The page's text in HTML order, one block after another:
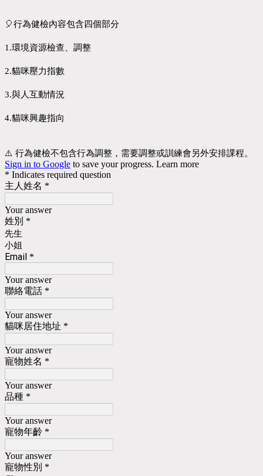
🎈行為健檢內容包含四個部分
1.環境資源檢查、調整
2.貓咪壓力指數
3.與人互動情況
4.貓咪興趣指向
⚠️ 行為健檢不包含行為調整，需要調整或訓練會另外安排課程。
Sign in to Google to save your progress. Learn more
* Indicates required question
主人姓名 *
Your answer
姓別 *
先生
小姐
Email *
Your answer
聯絡電話 *
Your answer
貓咪居住地址 *
Your answer
寵物姓名 *
Your answer
品種 *
Your answer
寵物年齡 *
Your answer
寵物性別 *